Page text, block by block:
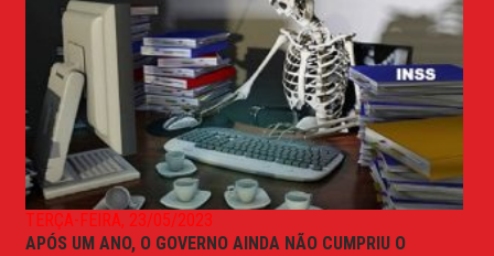
TERÇA-FEIRA, 23/05/2023
APÓS UM ANO, O GOVERNO AINDA NÃO CUMPRIU O